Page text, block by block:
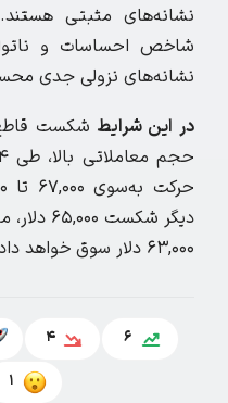
نشانه‌های مثبتی
نشانه‌های نزولی جدی
در این شرایط
۶۳,۰۰۰ دلار سوق خواهد داد.
6
4
1